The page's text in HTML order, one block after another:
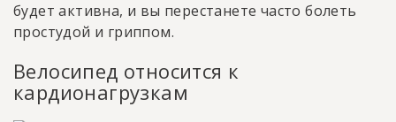
будет активна, и вы перестанете часто болеть
простудой и гриппом.
Велосипед относится к
кардионагрузкам